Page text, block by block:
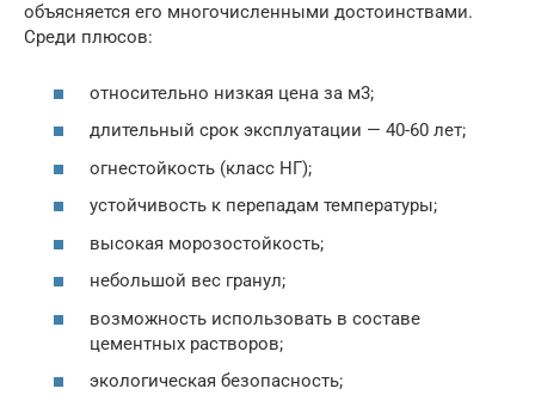
объясняется его многочисленными достоинствами.
Среди плюсов:
относительно низкая цена за м3;
длительный срок эксплуатации — 40-60 лет;
огнестойкость (класс НГ);
устойчивость к перепадам температуры;
высокая морозостойкость;
небольшой вес гранул;
возможность использовать в составе
цементных растворов;
экологическая безопасность;